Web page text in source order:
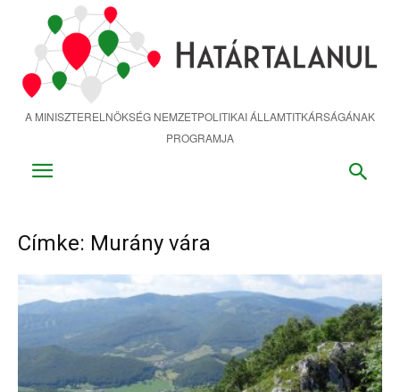
tartalomra
A MINISZTERELNÖKSÉG NEMZETPOLITIKAI ÁLLAMTITKÁRSÁGÁNAK
PROGRAMJA
Címke: Murány vára